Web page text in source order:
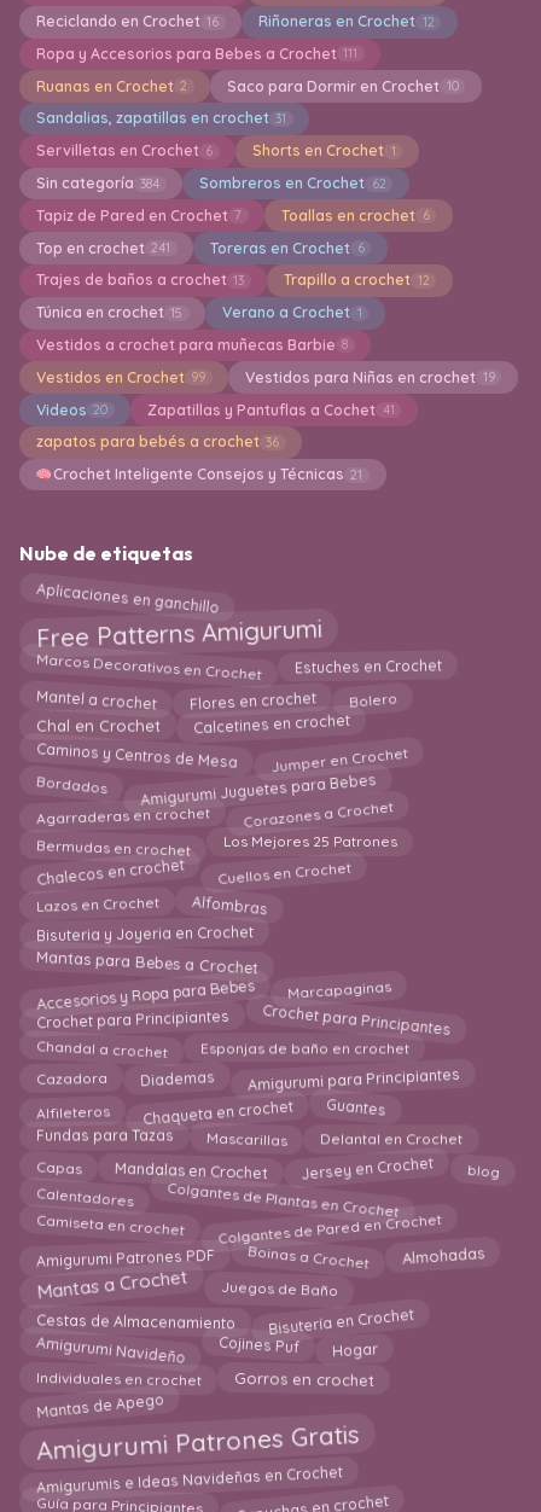
Reciclando en Crochet 16 Riñoneras en Crochet 12
Ropa y Accesorios para Bebes a Crochet 111
Ruanas en Crochet 2 Saco para Dormir en Crochet 10
Sandalias, zapatillas en crochet 31
Servilletas en Crochet 6 Shorts en Crochet 1
Sin categoría 384 Sombreros en Crochet 62
Tapiz de Pared en Crochet 7 Toallas en crochet 6
Top en crochet 241 Toreras en Crochet 6
Trajes de baños a crochet 13 Trapillo a crochet 12
Túnica en crochet 15 Verano a Crochet 1
Vestidos a crochet para muñecas Barbie 8
Vestidos en Crochet 99 Vestidos para Niñas en crochet 19
Videos 20 Zapatillas y Pantuflas a Cochet 41
zapatos para bebés a crochet 36
Crochet Inteligente Consejos y Técnicas 21
Nube de etiquetas
Aplicaciones en ganchillo
Free Patterns Amigurumi
Marcos Decorativos en Crochet Estuches en Crochet
Mantel a crochet Flores en crochet Bolero
Chal en Crochet Calcetines en crochet
Caminos y Centros de Mesa Jumper en Crochet
Bordados Amigurumi Juguetes para Bebes
Agarraderas en crochet Corazones a Crochet
Bermudas en crochet Los Mejores 25 Patrones
Chalecos en crochet Cuellos en Crochet
Lazos en Crochet Alfombras
Bisuteria y Joyeria en Crochet
Mantas para Bebes a Crochet
Accesorios y Ropa para Bebes Marcapaginas
Crochet para Principiantes Crochet para Principantes
Chandal a crochet Esponjas de baño en crochet
Cazadora Diademas Amigurumi para Principiantes
Alfileteros Chaqueta en crochet Guantes
Fundas para Tazas Mascarillas Delantal en Crochet
Capas Mandalas en Crochet Jersey en Crochet blog
Calentadores Colgantes de Plantas en Crochet
Camiseta en crochet Colgantes de Pared en Crochet
Amigurumi Patrones PDF Boinas a Crochet Almohadas
Mantas a Crochet Juegos de Baño
Cestas de Almacenamiento Bisutería en Crochet
Amigurumi Navideño Cojines Puf Hogar
Individuales en crochet Gorros en crochet
Mantas de Apego
Amigurumi Patrones Gratis
Amigurumis e Ideas Navideñas en Crochet
Guía para Principiantes Capuchas en crochet